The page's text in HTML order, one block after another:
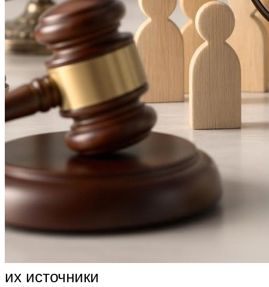
их источники